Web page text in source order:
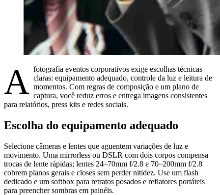
A fotografia eventos corporativos exige escolhas técnicas
claras: equipamento adequado, controle da luz e leitura de
momentos. Com regras de composição e um plano de
captura, você reduz erros e entrega imagens consistentes
para relatórios, press kits e redes sociais.
Escolha do equipamento adequado
Selecione câmeras e lentes que aguentem variações de luz e
movimento. Uma mirrorless ou DSLR com dois corpos compensa
trocas de lente rápidas; lentes 24–70mm f/2.8 e 70–200mm f/2.8
cobrem planos gerais e closes sem perder nitidez. Use um flash
dedicado e um softbox para retratos posados e reflatores portáteis
para preencher sombras em painéis.